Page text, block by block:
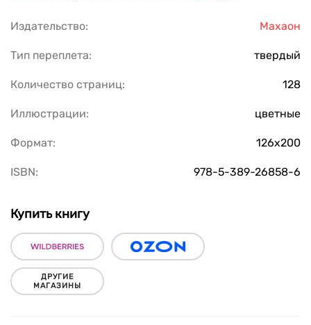
Издательство: Махаон
Тип переплета: твердый
Количество страниц: 128
Иллюстрации: цветные
Формат: 126х200
ISBN: 978-5-389-26858-6
Купить книгу
ДРУГИЕ
МАГАЗИНЫ